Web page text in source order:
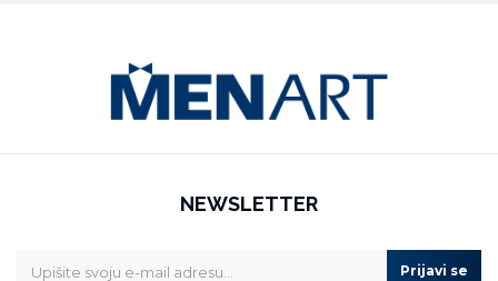
NEWSLETTER
Prijavi se